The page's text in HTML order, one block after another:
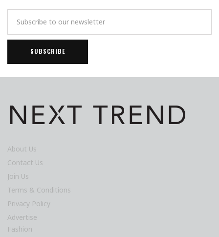
About Us
Contact Us
Join Us
Terms & Conditions
Privacy Policy
Advertise
Fashion